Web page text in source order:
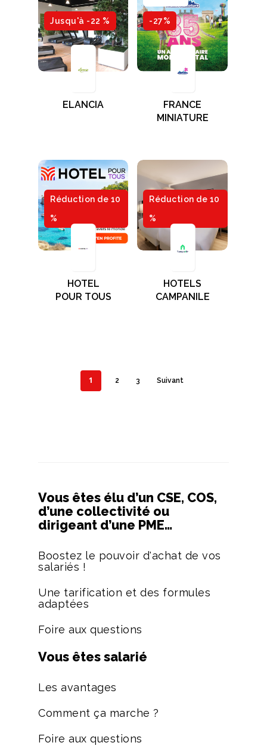
Jusqu'à -22 %
ELANCIA
-27%
FRANCE
MINIATURE
Réduction de 10
%
HOTEL
POUR TOUS
Réduction de 10
%
HOTELS
CAMPANILE
1 2 3 Suivant
Vous êtes élu d’un CSE, COS,
d’une collectivité ou
dirigeant d’une PME…
Boostez le pouvoir d'achat de vos
salariés !
Une tarification et des formules
adaptées
Foire aux questions
Vous êtes salarié
Les avantages
Comment ça marche ?
Foire aux questions